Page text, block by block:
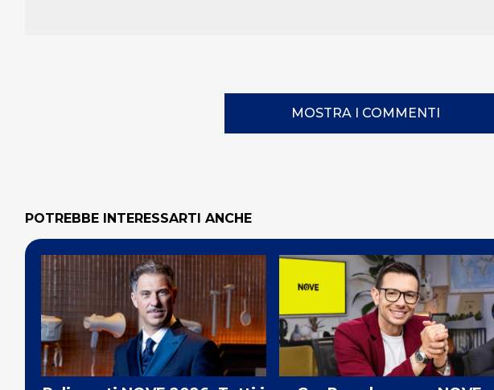
MOSTRA I COMMENTI
POTREBBE INTERESSARTI ANCHE